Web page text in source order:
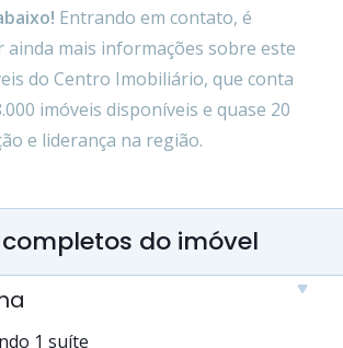
Entrando em contato, é
ainda mais informações sobre este
do Centro Imobiliário, que conta
imóveis disponíveis e quase 20
e liderança na região.
do imóvel
1 suíte